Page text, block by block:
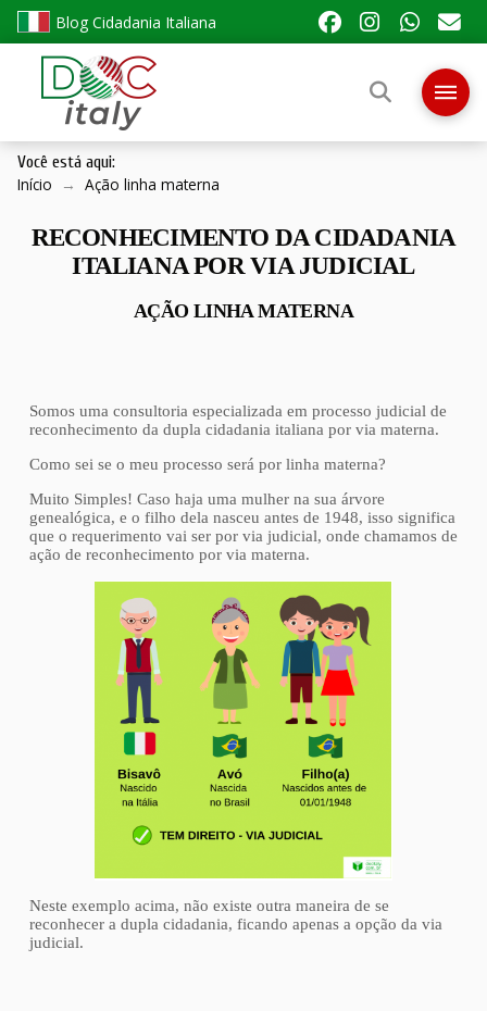
Blog Cidadania Italiana
Você está aqui:
Início → Ação linha materna
RECONHECIMENTO DA CIDADANIA
ITALIANA POR VIA JUDICIAL
AÇÃO LINHA MATERNA
Somos uma consultoria especializada em processo judicial de
reconhecimento da dupla cidadania italiana por via materna.
Como sei se o meu processo será por linha materna?
Muito Simples! Caso haja uma mulher na sua árvore
genealógica, e o filho dela nasceu antes de 1948, isso significa
que o requerimento vai ser por via judicial, onde chamamos de
ação de reconhecimento por via materna.
Neste exemplo acima, não existe outra maneira de se
reconhecer a dupla cidadania, ficando apenas a opção da via
judicial.